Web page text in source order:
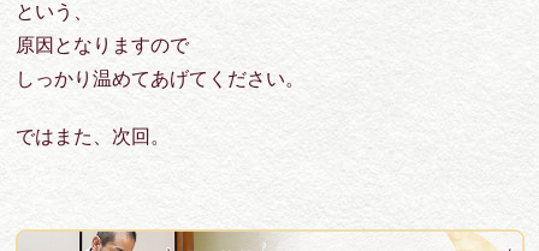
という、
原因となりますので
しっかり温めてあげてください。
ではまた、次回。